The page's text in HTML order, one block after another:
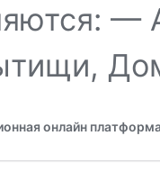
онлайн